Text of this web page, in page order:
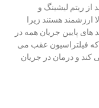
از ریتم لیشینگ و
ارزشمند هستند زیرا
پایین جریان همه در
فیلتراسیون عقب می
کند و درمان در جریان